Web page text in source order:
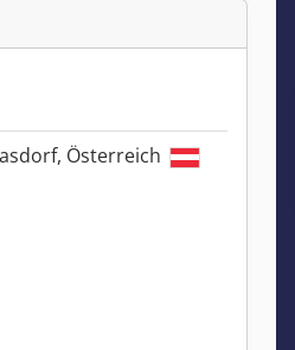
Österreich